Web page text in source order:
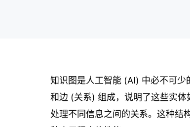
知识图是人工智能 (AI) 中必不可
和边 (关系) 组成，说明了这些实
处理不同信息之间的关系。这种结